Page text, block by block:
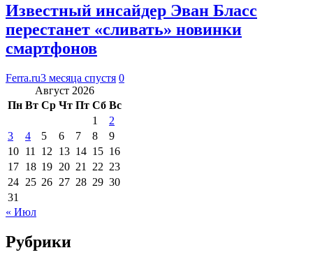
Известный инсайдер Эван Бласс
перестанет «сливать» новинки
смартфонов
Ferra.ru3 месяца спустя 0
Август 2026
Пн Вт Ср Чт Пт Сб Вс
1
2
3
4 5 6 7 8
9
10 11 12 13 14 15 16
17 18 19 20 21 22 23
24 25 26 27 28 29 30
31
« Июл
Рубрики